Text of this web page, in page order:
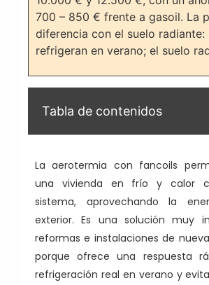
700 – 850 € frente a gasoil. La
diferencia con el suelo
refrigeran en verano; el suelo
Tabla de contenidos
La aerotermia con fancoils
una vivienda en frío y calor
sistema, aprovechando la
exterior. Es una solución muy
reformas e instalaciones de
porque ofrece una respuesta
refrigeración real en verano y